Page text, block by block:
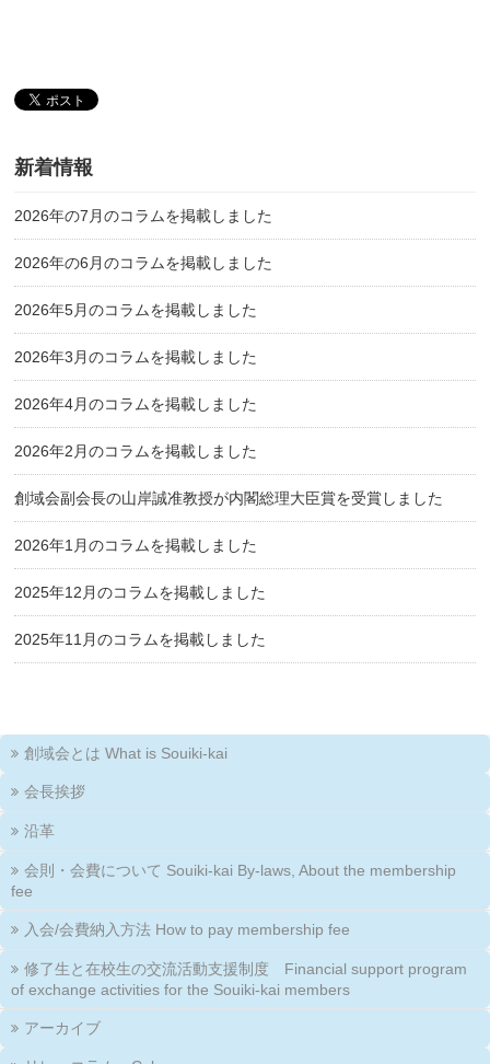
新着情報
2026年の7月のコラムを掲載しました
2026年の6月のコラムを掲載しました
2026年5月のコラムを掲載しました
2026年3月のコラムを掲載しました
2026年4月のコラムを掲載しました
2026年2月のコラムを掲載しました
創域会副会長の山岸誠准教授が内閣総理大臣賞を受賞しました
2026年1月のコラムを掲載しました
2025年12月のコラムを掲載しました
2025年11月のコラムを掲載しました
創域会とは What is Souiki-kai
会長挨拶
沿革
会則・会費について Souiki-kai By-laws, About the membership
fee
入会/会費納入方法 How to pay membership fee
修了生と在校生の交流活動支援制度 Financial support program
of exchange activities for the Souiki-kai members
アーカイブ